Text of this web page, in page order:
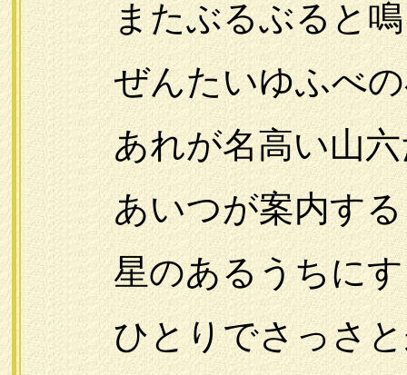
またぶるぶると鳴
ぜんたいゆふべの
あれが名高い山六
あいつが案内する
星のあるうちにす
ひとりでさっさと